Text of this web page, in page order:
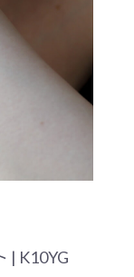
| K10YG